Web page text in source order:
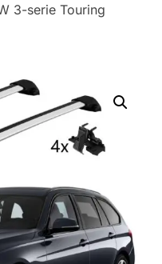
3-serie Touring